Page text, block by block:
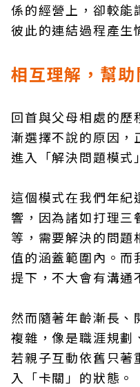
係的經營上，卻較能
彼此的連結過程產生
相互理解，幫
回首與父母相處的歷
漸選擇不說的原因，
進入「解決問題模式
這個模式在我們年紀
響，因為諸如打理三
等，需要解決的問題
值的涵蓋範圍內。而
提下，不大會有溝通
然而隨著年齡漸長、
複雜，像是職涯規劃
若親子互動依舊只著
入「卡關」的狀態。